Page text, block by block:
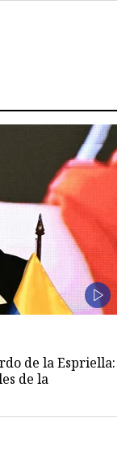
de la Espriella:
de la